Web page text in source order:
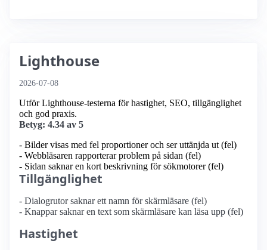
Lighthouse
2026-07-08
Utför Lighthouse-testerna för hastighet, SEO, tillgänglighet
och god praxis.
Betyg: 4.34 av 5
- Bilder visas med fel proportioner och ser uttänjda ut (fel)
- Webbläsaren rapporterar problem på sidan (fel)
- Sidan saknar en kort beskrivning för sökmotorer (fel)
Tillgänglighet
- Dialogrutor saknar ett namn för skärmläsare (fel)
- Knappar saknar en text som skärmläsare kan läsa upp (fel)
Hastighet